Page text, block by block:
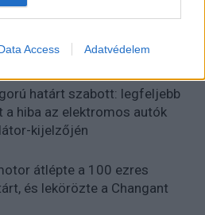
Access Adatvédelem
TÖBB A SZERZŐTŐL
határt szabott: legfeljebb
a hiba az elektromos autók
kijelzőjén
átlépte a 100 ezres
és lekörözte a Changant